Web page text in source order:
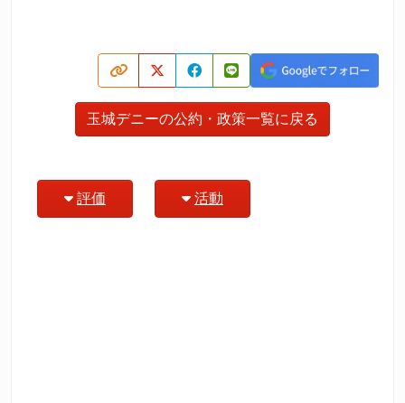
玉城デニーの公約・政策一覧に戻る
評価 活動